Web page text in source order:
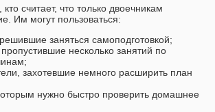
считает, что только двоечникам
Им могут пользоваться:
заняться самоподготовкой;
несколько занятий по
захотевшие немного расширить план
нужно быстро проверить домашнее